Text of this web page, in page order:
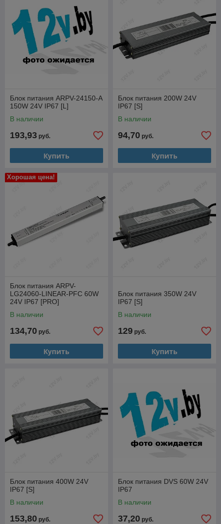
Блок питания ARPV-24150-A
150W 24V IP67 [L]
В наличии
193,93 руб.
Купить
Блок питания 200W 24V
IP67 [S]
В наличии
94,70 руб.
Купить
Хорошая цена!
Блок питания ARPV-
LG24060-LINEAR-PFC 60W
24V IP67 [PRO]
В наличии
134,70 руб.
Купить
Блок питания 350W 24V
IP67 [S]
В наличии
129 руб.
Купить
Блок питания 400W 24V
IP67 [S]
В наличии
153,80 руб.
Блок питания DVS 60W 24V
IP67
В наличии
37,20 руб.